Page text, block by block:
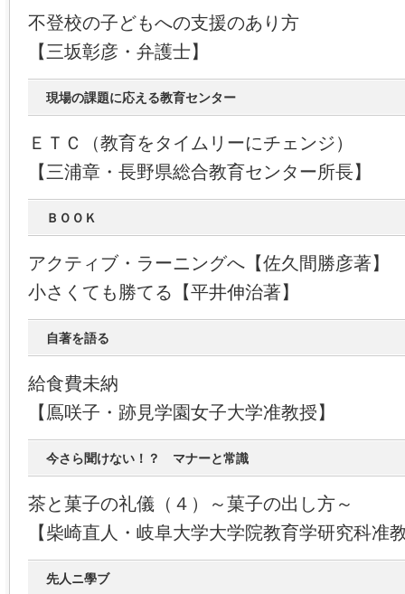
不登校の子どもへの支援のあり方
【三坂彰彦・弁護士】
現場の課題に応える教育センター
ＥＴＣ（教育をタイムリーにチェンジ）
【三浦章・長野県総合教育センター所長】
ＢＯＯＫ
アクティブ・ラーニングへ【佐久間勝彦著】
小さくても勝てる【平井伸治著】
自著を語る
給食費未納
【鳫咲子・跡見学園女子大学准教授】
今さら聞けない！？ マナーと常識
茶と菓子の礼儀（４）～菓子の出し方～
【柴崎直人・岐阜大学大学院教育学研究科准
先人ニ學ブ